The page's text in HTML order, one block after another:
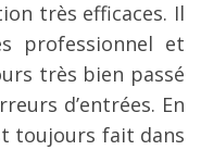
très efficaces. Il
professionnel et
très bien passé
d’entrées. En
toujours fait dans